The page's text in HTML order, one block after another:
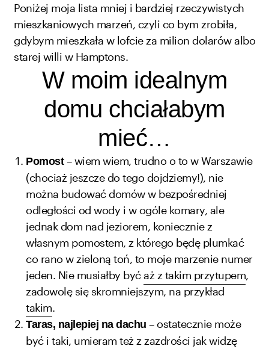
Poniżej moja lista mniej i bardziej rzeczywistych
mieszkaniowych marzeń, czyli co bym zrobiła,
gdybym mieszkała w lofcie za milion dolarów albo
starej willi w Hamptons.
W moim idealnym
domu chciałabym
mieć…
Pomost– wiem wiem, trudno o to w Warszawie
(chociaż jeszcze do tego dojdziemy!), nie
można budować domów w bezpośredniej
odległości od wody i w ogóle komary, ale
jednak dom nad jeziorem, koniecznie z
własnym pomostem, z którego będę plumkać
co rano w zieloną toń, to moje marzenie numer
jeden. Nie musiałby byćaż z takim przytupem,
zadowolę się skromniejszym, na przykład
takim.
Taras, najlepiej na dachu – ostatecznie może
być i taki, umieram też z zazdrości jak widzę